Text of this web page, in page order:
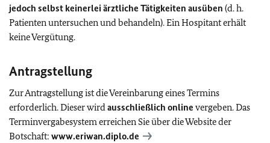
jedoch selbst keinerlei ärztliche Tätigkeiten ausüben (d. h.
Patienten untersuchen und behandeln). Ein Hospitant erhält
keine Vergütung.
Antragstellung
Zur Antragstellung ist die Vereinbarung eines Termins
erforderlich. Dieser wirdausschließlich online vergeben. Das
Terminvergabesystem erreichen Sie über die Website der
Botschaft: www.eriwan.diplo.de